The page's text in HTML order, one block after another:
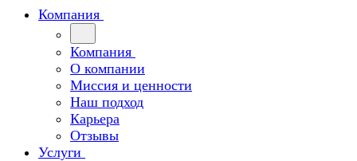
Компания
Компания
О компании
Миссия и ценности
Наш подход
Карьера
Отзывы
Услуги